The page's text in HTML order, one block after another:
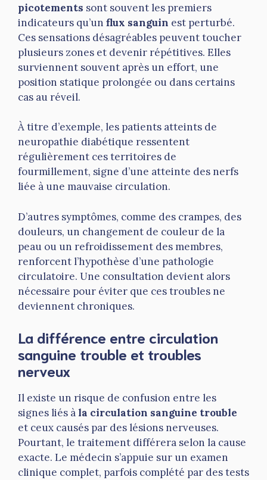
picotements sont souvent les premiers
indicateurs qu’un flux sanguin est perturbé.
Ces sensations désagréables peuvent toucher
plusieurs zones et devenir répétitives. Elles
surviennent souvent après un effort, une
position statique prolongée ou dans certains
cas au réveil.
À titre d’exemple, les patients atteints de
neuropathie diabétique ressentent
régulièrement ces territoires de
fourmillement, signe d’une atteinte des nerfs
liée à une mauvaise circulation.
D’autres symptômes, comme des crampes, des
douleurs, un changement de couleur de la
peau ou un refroidissement des membres,
renforcent l’hypothèse d’une pathologie
circulatoire. Une consultation devient alors
nécessaire pour éviter que ces troubles ne
deviennent chroniques.
La différence entre circulation
sanguine trouble et troubles
nerveux
Il existe un risque de confusion entre les
signes liés à la circulation sanguine trouble
et ceux causés par des lésions nerveuses.
Pourtant, le traitement différera selon la cause
exacte. Le médecin s’appuie sur un examen
clinique complet, parfois complété par des tests